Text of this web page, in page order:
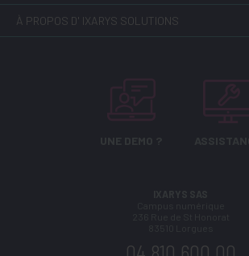
À PROPOS D' IXARYS SOLUTIONS